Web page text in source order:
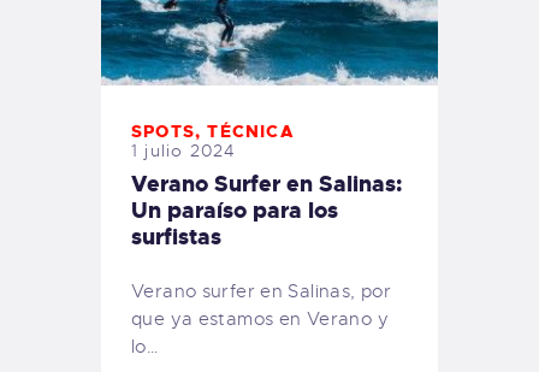
SPOTS,TÉCNICA
1 julio 2024
Verano Surfer en Salinas:
Un paraíso para los
surfistas
Verano surfer en Salinas, por
que ya estamos en Verano y
lo…